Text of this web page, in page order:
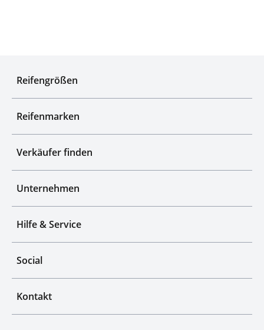
Reifengrößen
Reifenmarken
Verkäufer finden
Unternehmen
Hilfe & Service
Social
Kontakt